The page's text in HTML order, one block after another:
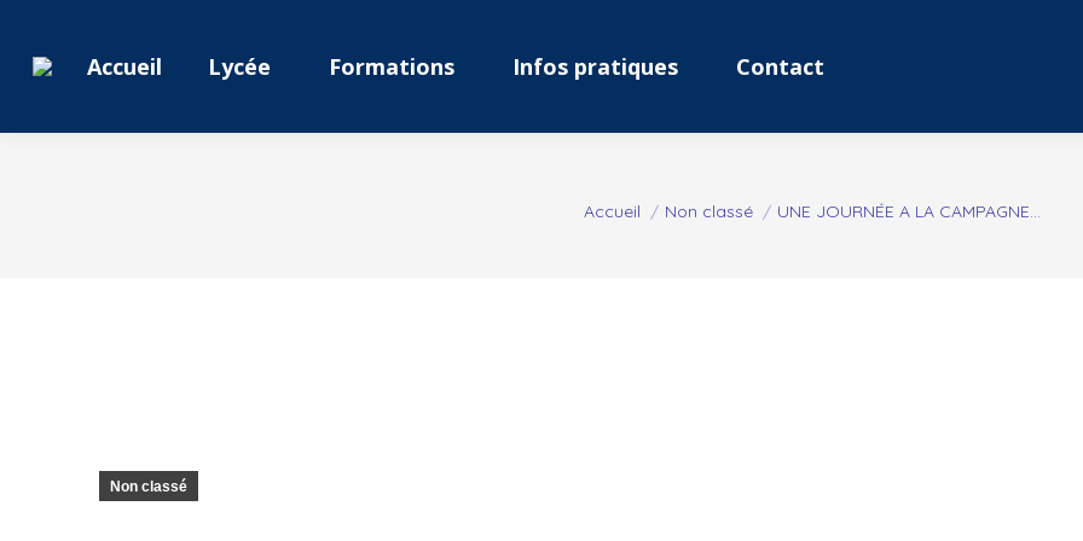
Accueil Lycée Formations Infos pratiques Contact
Vous êtes ici :
Accueil Non classé UNE JOURNÉE A LA CAMPAGNE…
Non classé